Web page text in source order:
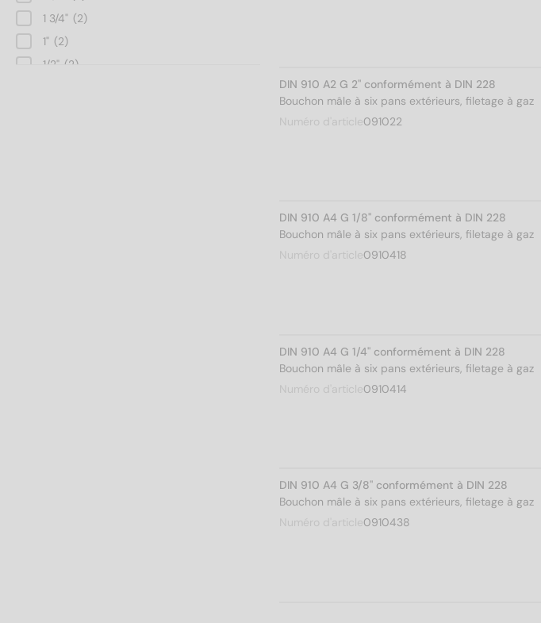
1 3/4" (2)
1" (2)
1/2" (2)
DIN 910 A2 G 2" conformément à DIN 228
Bouchon mâle à six pans extérieurs, filetage à gaz
Numéro d'article 091022
DIN 910 A4 G 1/8" conformément à DIN 228
Bouchon mâle à six pans extérieurs, filetage à gaz
Numéro d'article 0910418
DIN 910 A4 G 1/4" conformément à DIN 228
Bouchon mâle à six pans extérieurs, filetage à gaz
Numéro d'article 0910414
DIN 910 A4 G 3/8" conformément à DIN 228
Bouchon mâle à six pans extérieurs, filetage à gaz
Numéro d'article 0910438